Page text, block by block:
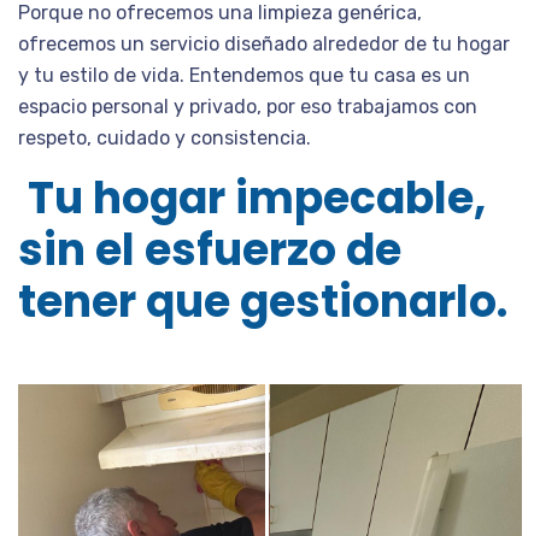
Porque no ofrecemos una limpieza genérica,
ofrecemos un servicio diseñado alrededor de tu hogar
y tu estilo de vida. Entendemos que tu casa es un
espacio personal y privado, por eso trabajamos con
respeto, cuidado y consistencia.
Tu hogar impecable,
sin el esfuerzo de
tener que gestionarlo.